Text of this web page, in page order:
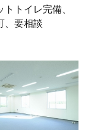
トイレ完備、
、要相談